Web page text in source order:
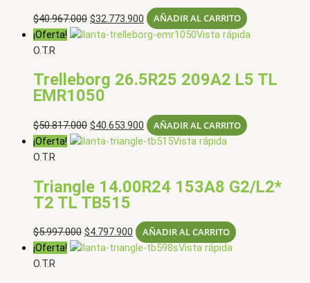
$40.967.000 El
precio
$40.967.000.
$32.773.900 El
precio
$32.773.900.
AÑADIR AL CARRITO
¡Oferta!
Vista rápida
O.T.R
Trelleborg 26.5R25 209A2 L5 TL
EMR1050
$50.817.000 El
precio
$50.817.000.
$40.653.900 El
precio
$40.653.900.
AÑADIR AL CARRITO
¡Oferta!
Vista rápida
O.T.R
Triangle 14.00R24 153A8 G2/L2*
T2 TL TB515
$5.997.000 El
precio
$4.797.900 El
precio
AÑADIR AL CARRITO
¡Oferta!
Vista rápida
O.T.R